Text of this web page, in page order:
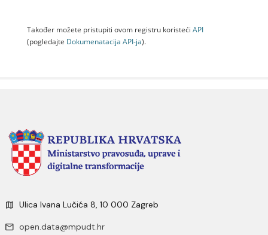
Također možete pristupiti ovom registru koristeći API
(pogledajte Dokumenаtаcijа API-jа).